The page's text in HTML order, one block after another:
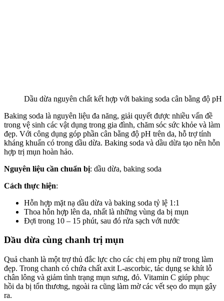
Dầu dừa nguyên chất kết hợp với baking soda cân bằng độ pH
Baking soda là nguyên liệu đa năng, giải quyết được nhiều vấn đề
trong vệ sinh các vật dụng trong gia đình, chăm sóc sức khỏe và làm
đẹp. Với công dụng góp phần cân bằng độ pH trên da, hỗ trợ tính
kháng khuẩn có trong dầu dừa. Baking soda và dầu dừa tạo nên hỗn
hợp trị mụn hoàn hảo.
Nguyên liệu cần chuẩn bị: dầu dừa, baking soda
Cách thực hiện:
Hỗn hợp mặt nạ dầu dừa và baking soda tỷ lệ 1:1
Thoa hỗn hợp lên da, nhất là những vùng da bị mụn
Đợi trong 10 – 15 phút, sau đó rửa sạch với nước
Dầu dừa cùng chanh trị mụn
Quả chanh là một trợ thủ đắc lực cho các chị em phụ nữ trong làm
đẹp. Trong chanh có chứa chất axit L-ascorbic, tác dụng se khít lỗ
chân lông và giảm tình trạng mụn sưng, đỏ. Vitamin C giúp phục
hồi da bị tổn thương, ngoài ra cũng làm mờ các vết sẹo do mụn gây
ra.